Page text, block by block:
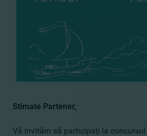
Stimate Partener,
Vă invităm să participaţi la